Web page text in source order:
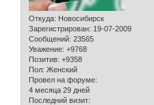
Откуда: Новосибирск
Зарегистрирован: 19-07-2009
Сообщений: 23565
Уважение: +9768
Позитив: +9358
Пол: Женский
Провел на форуме:
4 месяца 29 дней
Последний визит: